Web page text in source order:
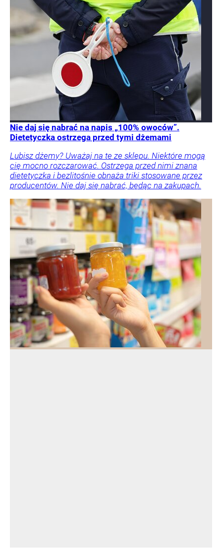
Nie daj się nabrać na napis „100% owoców”.
Dietetyczka ostrzega przed tymi dżemami
Lubisz dżemy? Uważaj na te ze sklepu. Niektóre mogą
cię mocno rozczarować. Ostrzega przed nimi znana
dietetyczka i bezlitośnie obnaża triki stosowane przez
producentów. Nie daj się nabrać, będąc na zakupach.